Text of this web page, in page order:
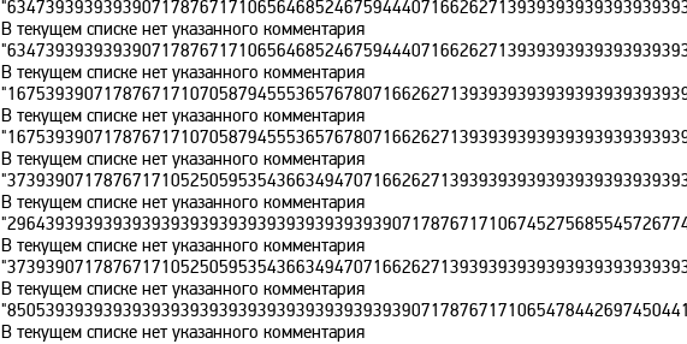
В текущем списке нет указанного комментария
В текущем списке нет указанного комментария
В текущем списке нет указанного комментария
В текущем списке нет указанного комментария
В текущем списке нет указанного комментария
В текущем списке нет указанного комментария
В текущем списке нет указанного комментария
В текущем списке нет указанного комментария